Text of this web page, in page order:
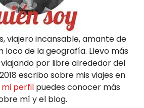
viajero incansable, amante de
loco de la geografía. Llevo más
por libre alrededor del
escribo sobre mis viajes en
mi perfil puedes conocer más
mí y el blog.